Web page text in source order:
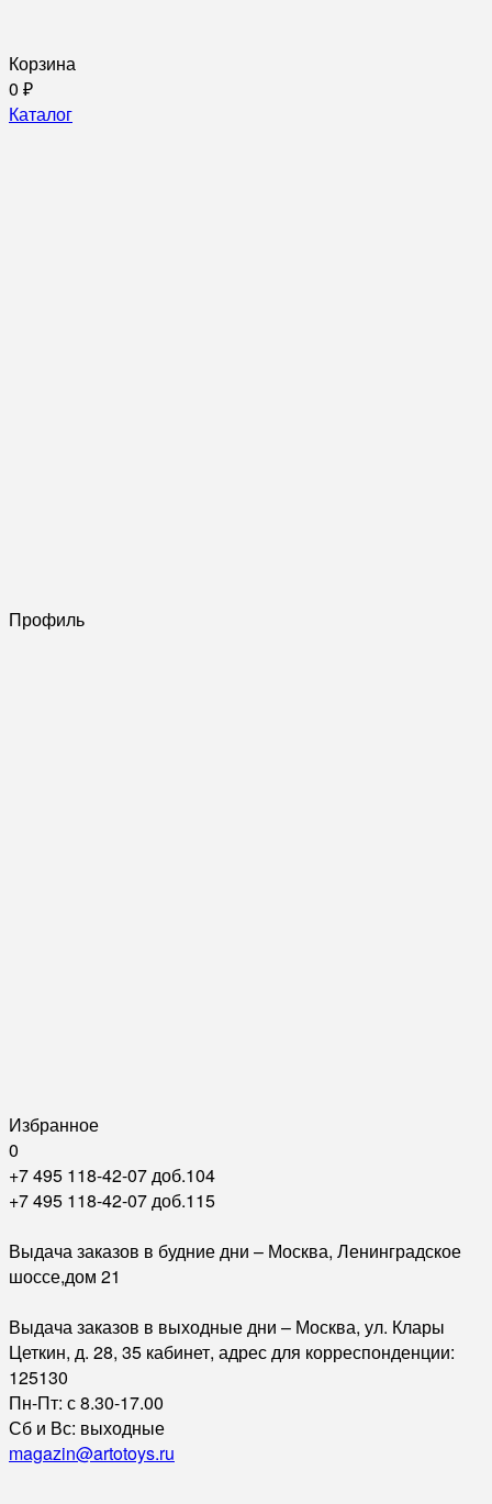
Корзина
0 ₽
Каталог
Профиль
Избранное
0
+7 495 118-42-07 доб.104
+7 495 118-42-07 доб.115
Выдача заказов в будние дни – Москва, Ленинградское
шоссе,дом 21
Выдача заказов в выходные дни – Москва, ул. Клары
Цеткин, д. 28, 35 кабинет, адрес для корреспонденции:
125130
Пн-Пт: с 8.30-17.00
Сб и Вс: выходные
magazin@artotoys.ru